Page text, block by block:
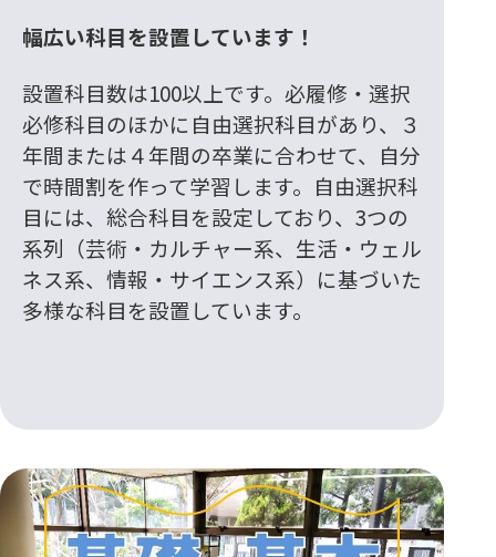
幅広い科目を設置しています！
設置科目数は100以上です。必履修・選択
必修科目のほかに自由選択科目があり、３
年間または４年間の卒業に合わせて、自分
で時間割を作って学習します。自由選択科
目には、総合科目を設定しており、3つの
系列（芸術・カルチャー系、生活・ウェル
ネス系、情報・サイエンス系）に基づいた
多様な科目を設置しています。